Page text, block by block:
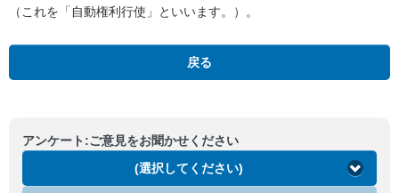
（これを「自動権利行使」といいます。）。
戻る
アンケート:ご意見をお聞かせください
(選択してください)